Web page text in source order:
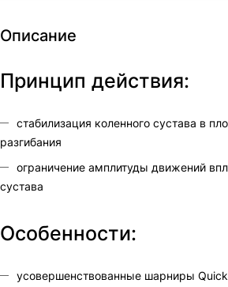
Описание
Принцип действия:
стабилизация коленного сустава в
разгибания
ограничение амплитуды движений
сустава
Особенности:
усовершенствованные шарниры